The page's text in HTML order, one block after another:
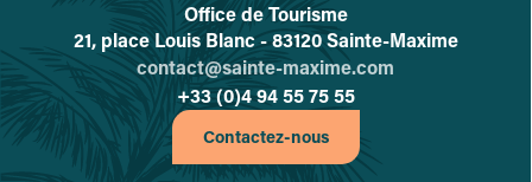
L'office de tourisme de Sainte-
Office de Tourisme
21, place Louis Blanc - 83120 Sainte-Maxime
contact@sainte-maxime.com
+33 (0)4 94 55 75 55
Contactez-nous